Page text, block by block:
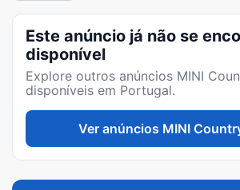
Este anúncio já não se
disponível
Explore outros anúncios MINI
disponíveis em Portugal.
Ver anúncios MINI